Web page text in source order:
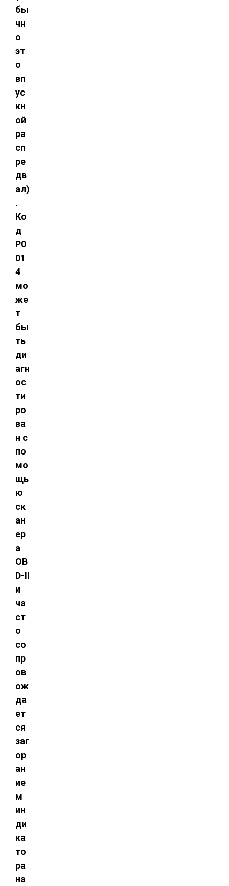
бы
чн
о
эт
о
вп
ус
кн
ой
ра
сп
ре
дв
ал)
.
Ко
д
P0
01
4
мо
же
т
бы
ть
ди
агн
ос
ти
ро
ва
н с
по
мо
щь
ю
ск
ан
ер
а
OB
D-II
и
ча
ст
о
со
пр
ов
ож
да
ет
ся
заг
ор
ан
ие
м
ин
ди
ка
то
ра
на